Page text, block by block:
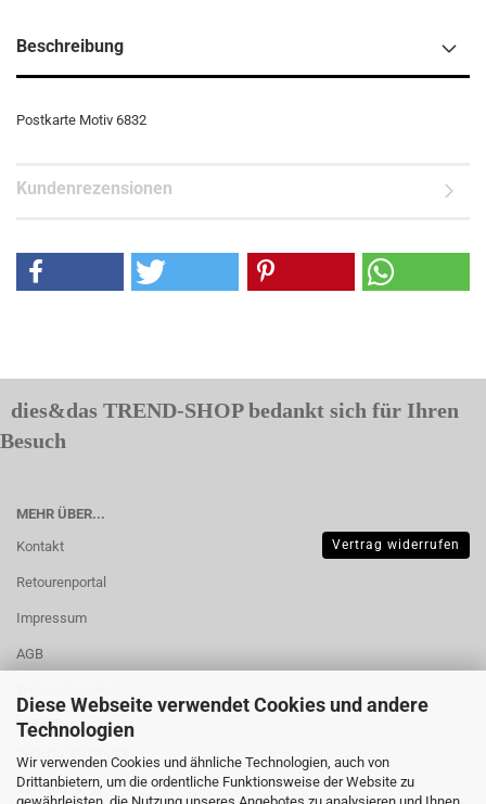
Diese Webseite verwendet Cookies und andere
Technologien
Wir verwenden Cookies und ähnliche Technologien, auch von
Drittanbietern, um die ordentliche Funktionsweise der Website zu
gewährleisten, die Nutzung unseres Angebotes zu analysieren und Ihnen
Beschreibung
Postkarte Motiv 6832
Kundenrezensionen
dies&das TREND-SHOP bedankt sich für Ihren
Besuch
MEHR ÜBER...
Kontakt
Retourenportal
Impressum
AGB
Muster-
Widerrufsformular
Versand- &
Vertrag widerrufen